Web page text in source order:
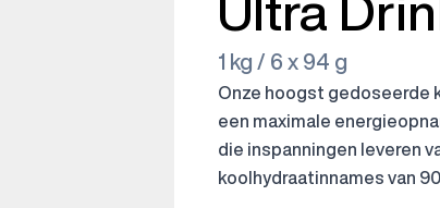
1 kg / 6 x 94 g
Onze hoogst gedoseerde
een maximale
die inspanningen leveren
koolhydraatinnames van